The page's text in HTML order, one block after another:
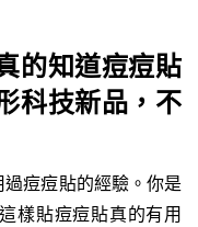
的知道痘痘貼
科技新品，不
痘痘貼的經驗。你是
樣貼痘痘貼真的有用